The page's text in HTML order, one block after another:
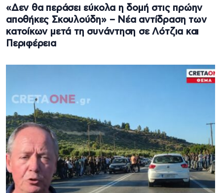
«Δεν θα περάσει εύκολα η δομή στις πρώην
αποθήκες Σκουλούδη» – Νέα αντίδραση των
κατοίκων μετά τη συνάντηση σε Λότζια και
Περιφέρεια